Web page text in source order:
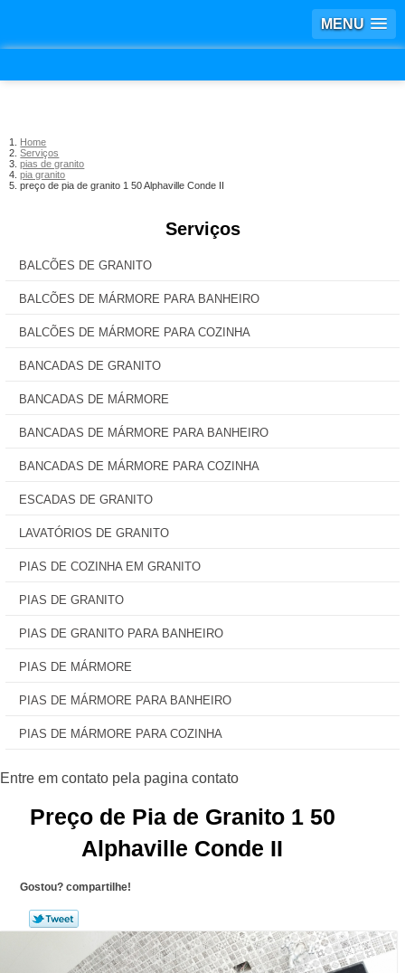
MENU
Home
Serviços
pias de granito
pia granito
preço de pia de granito 1 50 Alphaville Conde II
Serviços
BALCÕES DE GRANITO
BALCÕES DE MÁRMORE PARA BANHEIRO
BALCÕES DE MÁRMORE PARA COZINHA
BANCADAS DE GRANITO
BANCADAS DE MÁRMORE
BANCADAS DE MÁRMORE PARA BANHEIRO
BANCADAS DE MÁRMORE PARA COZINHA
ESCADAS DE GRANITO
LAVATÓRIOS DE GRANITO
PIAS DE COZINHA EM GRANITO
PIAS DE GRANITO
PIAS DE GRANITO PARA BANHEIRO
PIAS DE MÁRMORE
PIAS DE MÁRMORE PARA BANHEIRO
PIAS DE MÁRMORE PARA COZINHA
Preço de Pia de Granito 1 50
Alphaville Conde II
Gostou? compartilhe!